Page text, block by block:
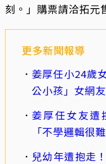
刻。」購票請洽拓元
更多新聞報導
姜厚任小24歲
公小孩」女網
姜厚任女友遭
「不學邏輯很
兒幼年遭抱走